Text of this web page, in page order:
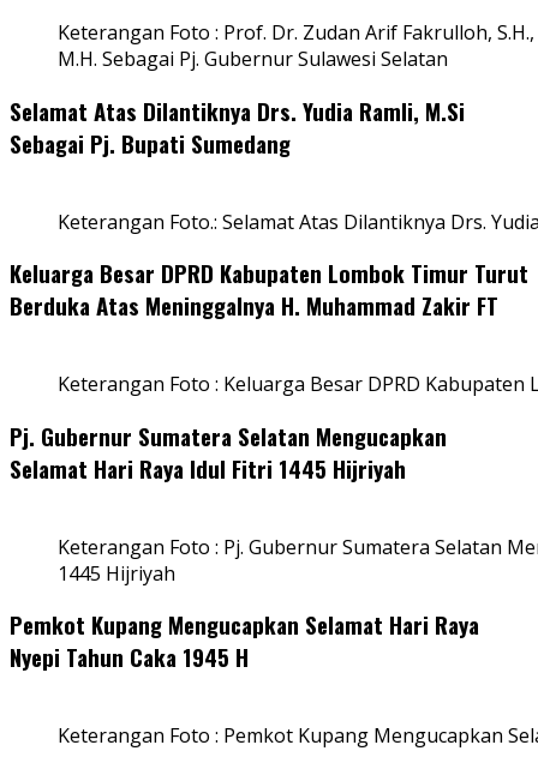
Keterangan Foto : Prof. Dr. Zudan Arif Fakrulloh, S.H.,
M.H. Sebagai Pj. Gubernur Sulawesi Selatan
Selamat Atas Dilantiknya Drs. Yudia Ramli, M.Si
Sebagai Pj. Bupati Sumedang
Keterangan Foto.: Selamat Atas Dilantiknya Drs.
Keluarga Besar DPRD Kabupaten Lombok Timur Turut
Berduka Atas Meninggalnya H. Muhammad Zakir FT
Keterangan Foto : Keluarga Besar DPRD
Pj. Gubernur Sumatera Selatan Mengucapkan
Selamat Hari Raya Idul Fitri 1445 Hijriyah
Keterangan Foto : Pj. Gubernur Sumatera Selatan
1445 Hijriyah
Pemkot Kupang Mengucapkan Selamat Hari Raya
Nyepi Tahun Caka 1945 H
Keterangan Foto : Pemkot Kupang Mengucapkan